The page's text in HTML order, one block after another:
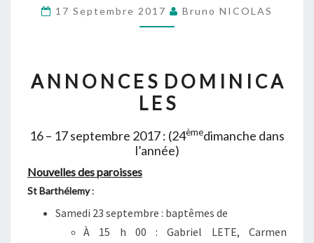
16
–
2017
(24ÈMEDIMANCHE
DANS
L’ANNÉE)
17 Septembre 2017 Bruno NICOLAS
A N N O N C E S D O M I N I C A
L E S
16 – 17 septembre 2017 : (24èmedimanche dans
l’année)
Nouvelles des paroisses
St Barthélemy:
Samedi 23 septembre : baptêmes de
À 15 h 00 : Gabriel LETE, Carmen